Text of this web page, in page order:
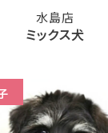
水島店
ミックス犬